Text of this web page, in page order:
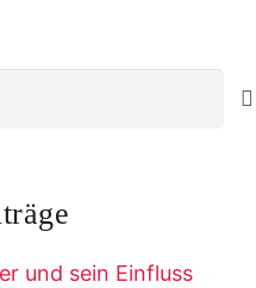
und sein Einfluss